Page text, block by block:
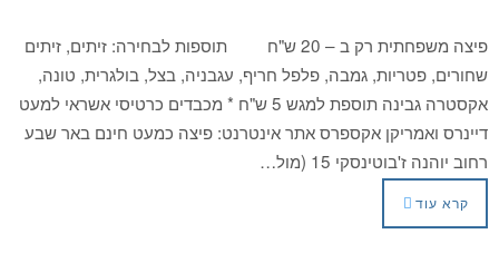
פיצה משפחתית רק ב – 20 ש"ח תוספות לבחירה: זיתים, זיתים
שחורים, פטריות, גמבה, פלפל חריף, עגבניה, בצל, בולגרית, טונה,
אקסטרה גבינה תוספת למגש 5 ש"ח * מכבדים כרטיסי אשראי למעט
דיינרס ואמריקן אקספרס אתר אינטרנט: פיצה כמעט חינם באר שבע
רחוב יוהנה ז'בוטינסקי 15 (מול…
קרא עוד